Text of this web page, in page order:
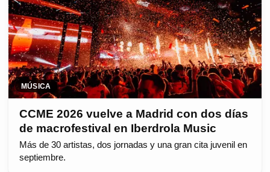
MÚSICA
CCME 2026 vuelve a Madrid con dos días
de macrofestival en Iberdrola Music
Más de 30 artistas, dos jornadas y una gran cita juvenil en
septiembre.